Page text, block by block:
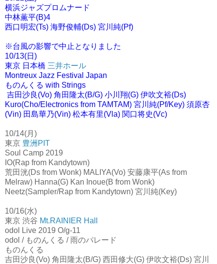
横浜ジャズプロムナード
中林薫平(B)4
西口明宏(Ts) 海野俊輔(Ds) 宮川純(Pf)
※台風の影響で中止となりました
10/13(日)
東京 日本橋 三井ホール
Montreux Jazz Festival Japan
ものんくる with Strings
吉田沙良(Vo) 角田隆太(B/G) 小川翔(G) 伊吹文裕(Ds)
Kuro(Cho/Electronics from TAMTAM) 宮川純(Pf/Key) 須原杏
(Vin) 田島華乃(Vin) 松本有里(Vla) 関口将史(Vc)
10/14(月)
東京 豊洲PIT
Soul Camp 2019
IO(Rap from Kandytown)
荒田洸(Ds from Wonk) MALIYA(Vo) 安藤康平(As from
Melraw) Hanna(G) Kan Inoue(B from Wonk)
Neetz(Sampler/Rap from Kandytown) 宮川純(Key)
10/16(水)
東京 渋谷 Mt.RAINIER Hall
odol Live 2019 O/g-11
odol / ものんくる / 雨のパレード
ものんくる
吉田沙良(Vo) 角田隆太(B/G) 西田修大(G) 伊吹文裕(Ds) 宮川